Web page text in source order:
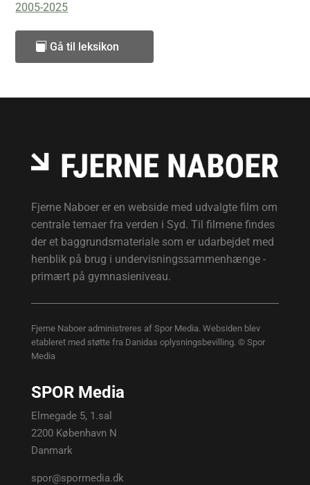
2005-2025
Gå til leksikon
Fjerne Naboer er en webside med udvalgte film om
centrale temaer fra verden i Syd. Til filmene findes
der et baggrundsmateriale som er udarbejdet med
henblik på brug i undervisningssammenhænge -
primært på gymnasieniveau.
Fjerne Naboer administreres af Spor Media. Websiden blev
etableret med støtte fra Danidas oplysningsbevilling. © Spor
Media
SPOR Media
Elmegade 5, 1.sal
2200 København N
Danmark
spor@spormedia.dk